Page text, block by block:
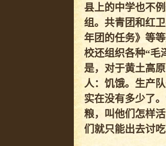
县上的中学也不
组。共青团和红
年团的任务》等
校还组织各种“
是，对于黄土高
人：饥饿。生产
实在没有多少了
粮，叫他们怎样
们就只能出去讨